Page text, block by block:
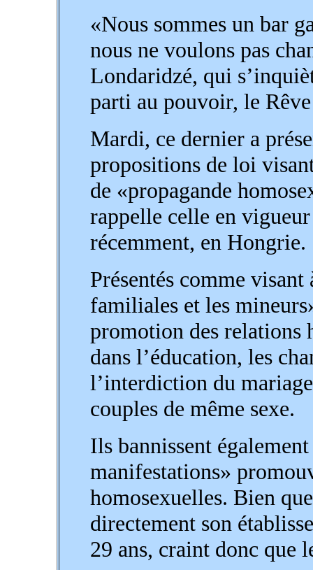
«Nous sommes un bar
nous ne voulons pas
Londaridzé, qui
parti au pouvoir, le
Mardi, ce dernier a
propositions de loi
de «propagande
rappelle celle en
récemment, en Hongrie.
Présentés comme
familiales et les
promotion des relations
dans l’éducation, les
l’interdiction du
couples de même sexe.
Ils bannissent
manifestations»
homosexuelles. Bien
directement son
29 ans, craint donc que